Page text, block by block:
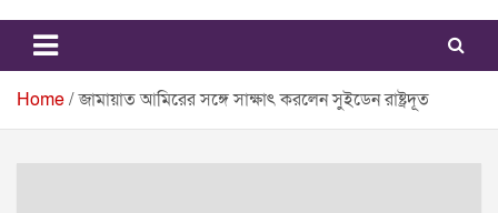
Uttarkantho
News Portal
Home জামায়াত আমিরের সঙ্গে সাক্ষাৎ করলেন সুইডেন রাষ্ট্রদূত